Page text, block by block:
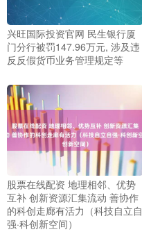
兴旺国际投资官网 民生银行厦
门分行被罚147.96万元, 涉及违
反反假货币业务管理规定等
股票在线配资 地理相邻、优势
互补 创新资源汇集流动 善协作
的科创走廊有活力（科技自立自
强·科创新空间）